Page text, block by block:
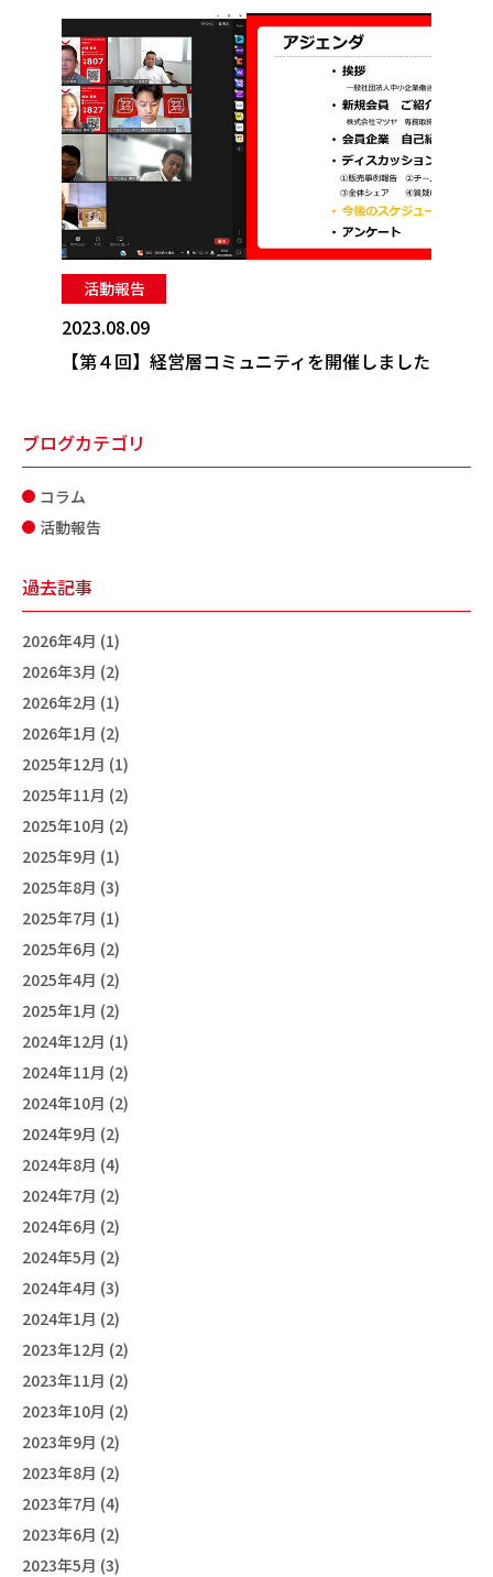
活動報告
2023.08.09
【第４回】経営層コミュニティを開催しました
ブログカテゴリ
コラム
活動報告
過去記事
2026年4月 (1)
2026年3月 (2)
2026年2月 (1)
2026年1月 (2)
2025年12月 (1)
2025年11月 (2)
2025年10月 (2)
2025年9月 (1)
2025年8月 (3)
2025年7月 (1)
2025年6月 (2)
2025年4月 (2)
2025年1月 (2)
2024年12月 (1)
2024年11月 (2)
2024年10月 (2)
2024年9月 (2)
2024年8月 (4)
2024年7月 (2)
2024年6月 (2)
2024年5月 (2)
2024年4月 (3)
2024年1月 (2)
2023年12月 (2)
2023年11月 (2)
2023年10月 (2)
2023年9月 (2)
2023年8月 (2)
2023年7月 (4)
2023年6月 (2)
2023年5月 (3)